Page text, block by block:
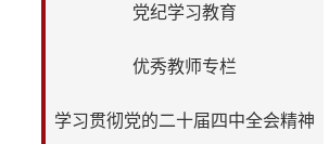
党纪学习教育
优秀教师专栏
学习贯彻党的二十届四中全会精神